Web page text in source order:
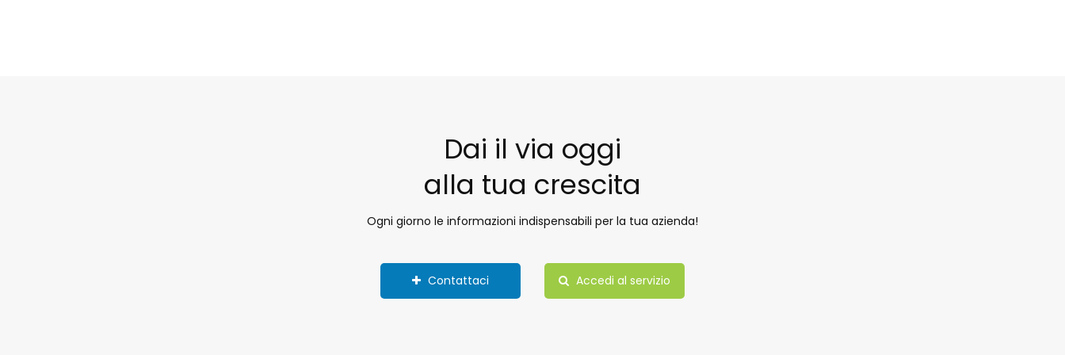
Dai il via oggi
alla tua crescita
Ogni giorno le informazioni indispensabili per la tua azienda!
Contattaci Accedi al servizio